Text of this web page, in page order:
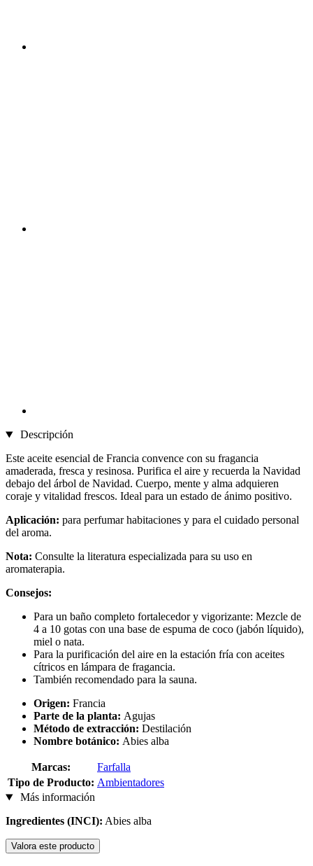
Descripción
Este aceite esencial de Francia convence con su fragancia
amaderada, fresca y resinosa. Purifica el aire y recuerda la Navidad
debajo del árbol de Navidad. Cuerpo, mente y alma adquieren
coraje y vitalidad frescos. Ideal para un estado de ánimo positivo.
Aplicación: para perfumar habitaciones y para el cuidado personal
del aroma.
Nota: Consulte la literatura especializada para su uso en
aromaterapia.
Consejos:
Para un baño completo fortalecedor y vigorizante: Mezcle de
4 a 10 gotas con una base de espuma de coco (jabón líquido),
miel o nata.
Para la purificación del aire en la estación fría con aceites
cítricos en lámpara de fragancia.
También recomendado para la sauna.
Origen: Francia
Parte de la planta: Agujas
Método de extracción: Destilación
Nombre botánico: Abies alba
Marcas:
Farfalla
Tipo de Producto: Ambientadores
Más información
Ingredientes (INCI): Abies alba
Valora este producto